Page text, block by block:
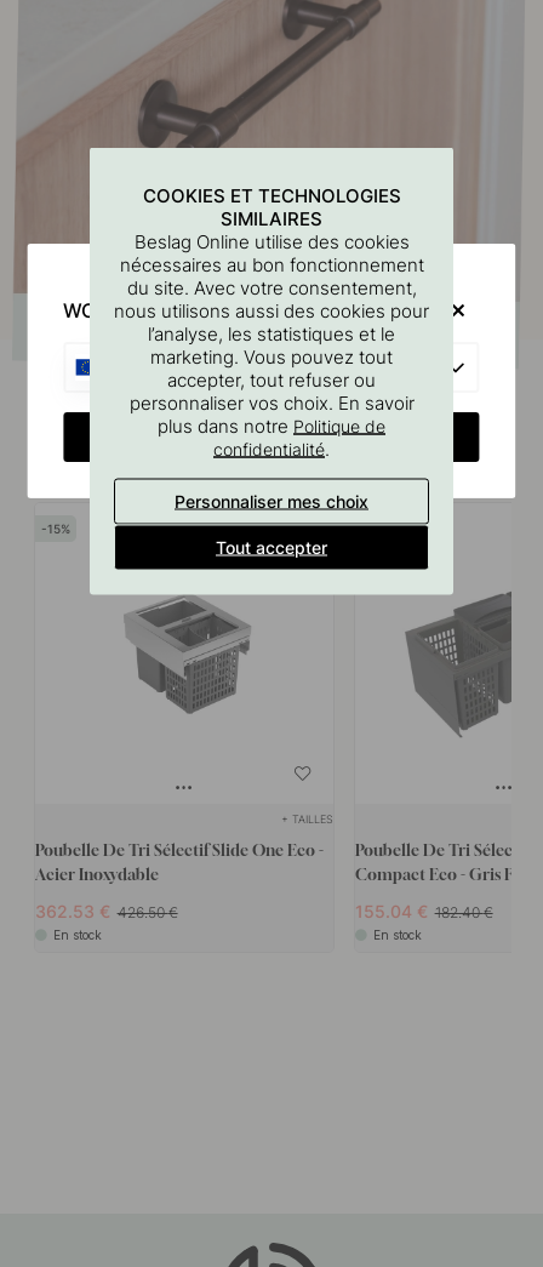
Produits similaires
15
+ TAILLES
Poubelle De Tri Sélectif Slide One Eco -
Acier Inoxydable
362.53 426.50
En stock
15
Poubelle De Tri Sélectif -
Compact Eco - Gris
155.04 182.40
En stock
COOKIES ET TECHNOLOGIES
SIMILAIRES
Beslag Online utilise des cookies
nécessaires au bon fonctionnement
du site. Avec votre consentement,
nous utilisons aussi des cookies pour
l’analyse, les statistiques et le
marketing. Vous pouvez tout
accepter, tout refuser ou
personnaliser vos choix. En savoir
plus dans notre Politique de
confidentialité.
Personnaliser mes choix
Tout accepter
WOULD YOU RATHER VISIT?
CHANGE COUNTRY